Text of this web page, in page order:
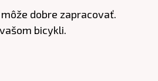
dobre zapracovať.
bicykli.